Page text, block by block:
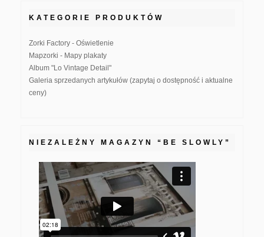
KATEGORIE PRODUKTÓW
Zorki Factory - Oświetlenie
Mapzorki - Mapy plakaty
Album "Lo Vintage Detail"
Galeria sprzedanych artykułów (zapytaj o dostępność i aktualne
ceny)
NIEZALEŻNY MAGAZYN “BE SLOWLY”